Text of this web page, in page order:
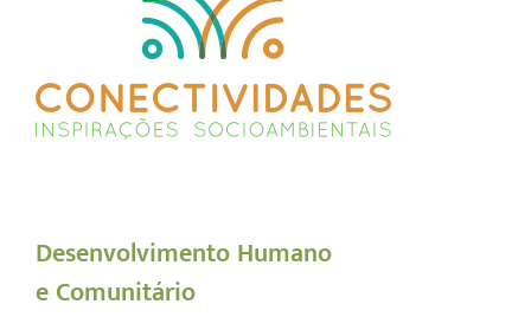
Desenvolvimento Humano
e Comunitário